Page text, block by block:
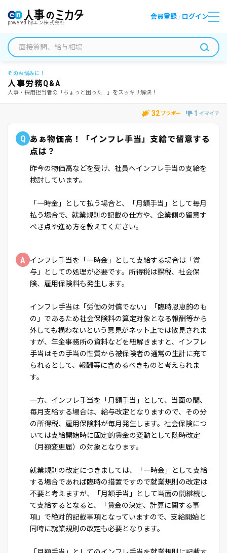
powered byエン株式会社
会員登録 / ログイン
そのお悩みに！
人事労務Q&A
人事・採用担当者の「ちょっと困った...」をスッキリ解決！
32 ブラボー 1 イマイチ
Q あぁ物価高！「インフレ手当」支給で留意する
点は？
昨今の物価高などを受け、社員へインフレ手当の支給を
検討しています。
「一時金」として払う場合と、「月額手当」として毎月
払う場合で、就業規則の記載の仕方や、企業側の留意す
べき点や進め方を教えてください。
A
インフレ手当を「一時金」として支給する場合は「賞
与」としての処理が必要です。所得税は課税、社会保
険、雇用保険料も発生します。
インフレ手当は「労働の対償でない」「臨時恩恵的のも
の」であるため社会保険料の算定対象となる報酬等から
外しても構わないという意見がネット上では散見されま
すが、年金事務所の資料などを紐解きますと、インフレ
手当はその手当の性質から被保険者の通常の生計に充て
られるとして、報酬等に含めるべきものと考えられま
す。
一方、インフレ手当を「月額手当」として、当面の間、
毎月支給する場合は、給与改定となりますので、その分
の所得税、雇用保険料が毎月発生します。社会保険につ
いては支給開始時に固定的賃金の変動として随時改定
（月額変更届）の対象となります。
就業規則の改定につきましては、「一時金」として支給
する場合であれば臨時の措置ですので就業規則の改定は
不要と考えますが、「月額手当」として当面の間継続し
て支給するとなると、「賃金の決定、計算に関する事
項」で絶対的記載事項となっていますので、支給開始と
同時に就業規則の改定も必要となります。